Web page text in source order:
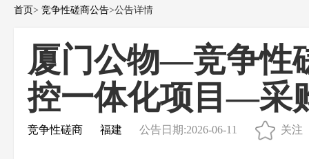
首页> 竞争性磋商公告>公告详情
厦门公物—竞争性
控一体化项目—采
竞争性磋商 福建 公告日期:2026-06-11 关注